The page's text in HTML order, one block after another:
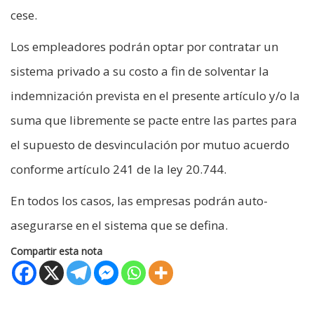
cese.
Los empleadores podrán optar por contratar un
sistema privado a su costo a fin de solventar la
indemnización prevista en el presente artículo y/o la
suma que libremente se pacte entre las partes para
el supuesto de desvinculación por mutuo acuerdo
conforme artículo 241 de la ley 20.744.
En todos los casos, las empresas podrán auto-
asegurarse en el sistema que se defina.
Compartir esta nota